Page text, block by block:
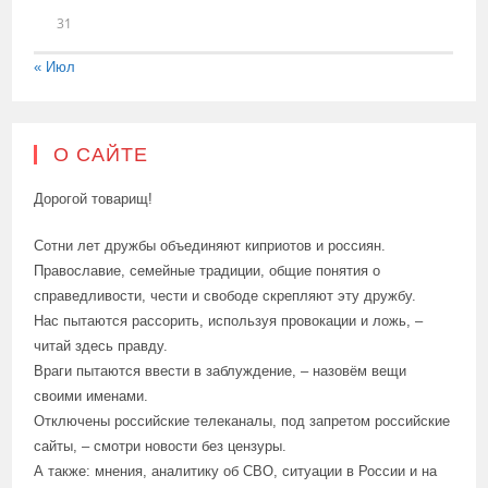
31
« Июл
О САЙТЕ
Дорогой товарищ!
Сотни лет дружбы объединяют киприотов и россиян.
Православие, семейные традиции, общие понятия о
справедливости, чести и свободе скрепляют эту дружбу.
Нас пытаются рассорить, используя провокации и ложь, –
читай здесь правду.
Враги пытаются ввести в заблуждение, – назовём вещи
своими именами.
Отключены российские телеканалы, под запретом российские
сайты, – смотри новости без цензуры.
А также: мнения, аналитику об СВО, ситуации в России и на